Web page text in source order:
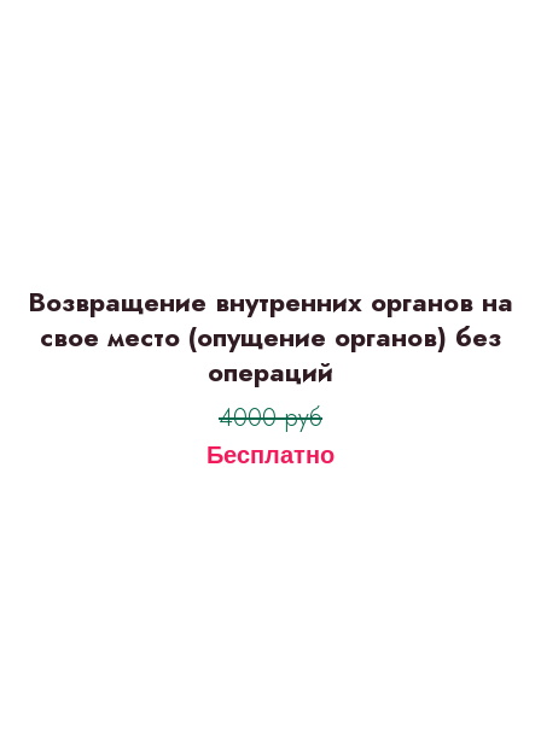
Возвращение внутренних органов на
свое место (опущение органов) без
операций
4000 руб
Бесплатно
Оформить заявку
на тариф “Я сам”